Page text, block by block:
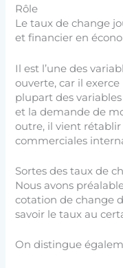
Rôle
Le taux de change
et financier en
Il est l’une des
ouverte, car il
plupart des
et la demande de
outre, il vient rétablir
commerciales
Sortes des taux de
Nous avons
cotation de change
savoir le taux au
On distingue